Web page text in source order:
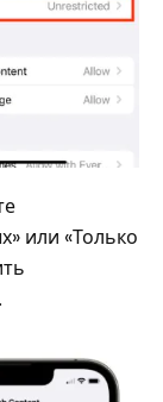
или «Только